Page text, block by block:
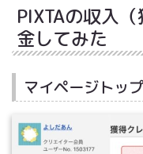
PIXTAの収入
金してみた
マイページトッ